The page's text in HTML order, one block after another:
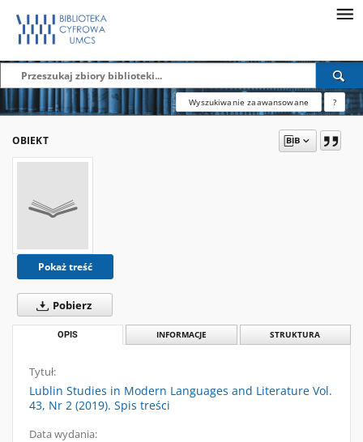
Wyszukiwanie zaawansowane ?
OBIEKT
Pokaż treść
Pobierz
OPIS INFORMACJE STRUKTURA
Tytuł:
Lublin Studies in Modern Languages and Literature Vol.
43, Nr 2 (2019). Spis treści
Data wydania: